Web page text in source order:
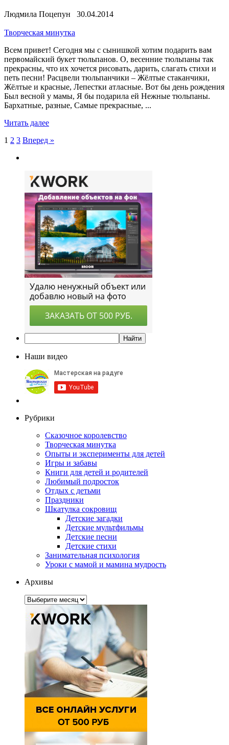
Людмила Поцепун 30.04.2014
Творческая минутка
Всем привет! Сегодня мы с сынишкой хотим подарить вам
первомайский букет тюльпанов. О, весенние тюльпаны так
прекрасны, что их хочется рисовать, дарить, слагать стихи и
петь песни! Расцвели тюльпанчики – Жёлтые стаканчики,
Жёлтые и красные, Лепестки атласные. Вот бы день рождения
Был весной у мамы, Я бы подарила ей Нежные тюльпаны.
Бархатные, разные, Самые прекрасные, ...
Читать далее
Пагинация
записей
1 2 3 Вперед »
Наши видео
Рубрики
Сказочное королевство
Творческая минутка
Опыты и эксперименты для детей
Игры и забавы
Книги для детей и родителей
Любимый подросток
Отдых с детьми
Праздники
Шкатулка сокровищ
Детские загадки
Детские мультфильмы
Детские песни
Детские стихи
Занимательная психология
Уроки с мамой и мамина мудрость
Архивы
Архивы